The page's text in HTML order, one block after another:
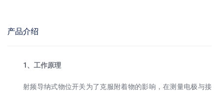
产品介绍
1、工作原理
射频导纳式物位开关为了克服附着物的影响，在测量电极与接